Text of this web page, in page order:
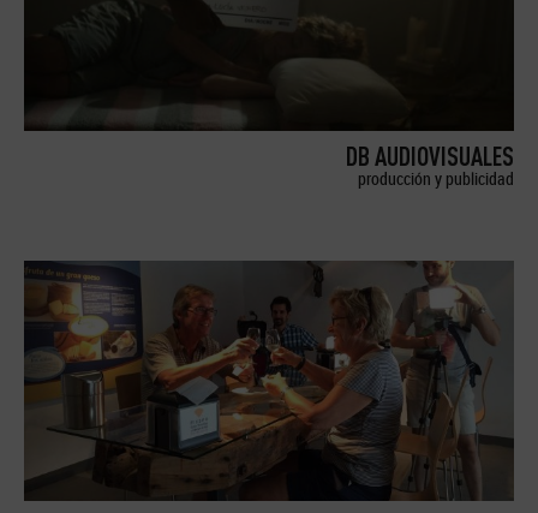
DB AUDIOVISUALES
producción y publicidad